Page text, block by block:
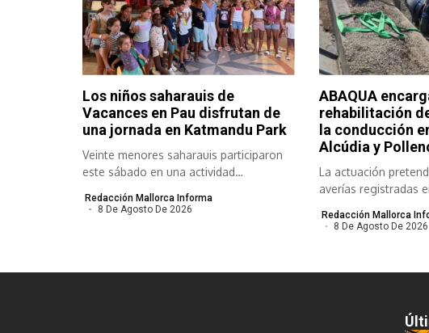
Los niños saharauis de
Vacances en Pau disfrutan de
una jornada en Katmandu Park
Veinte menores saharauis participaron
este sábado en una actividad
Redacción Mallorca Informa
8 De Agosto De 2026
ABAQUA
rehabilitación
la conducción
Alcúdia y
La actuación
averías registradas
Redacción Mallorca
8 De Agosto De 2026